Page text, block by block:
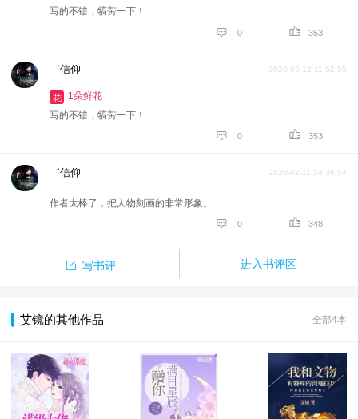
写的不错，犒劳一下！
 0  353
゛信仰 2020-02-12 11:52:55
花
1朵鲜花
写的不错，犒劳一下！
 0  353
゛信仰 2020-02-11 14:36:54
作者太棒了，把人物刻画的非常形象。
 0  348
 写书评 进入书评区
艾镜的其他作品 全部4本